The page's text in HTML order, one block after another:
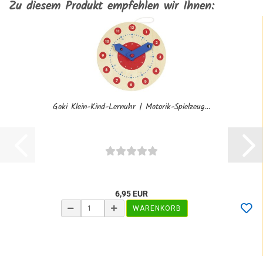
Zu diesem Produkt empfehlen wir Ihnen:
Goki Klein-Kind-Lernuhr | Motorik-Spielzeug...
6,95 EUR
WARENKORB